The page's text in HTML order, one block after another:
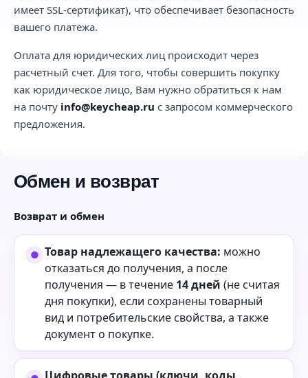
имеет SSL-сертификат), что обеспечивает безопасность
вашего платежа.
Оплата для юридических лиц происходит через
расчетный счет. Для того, чтобы совершить покупку
как юридическое лицо, Вам нужно обратиться к нам
на почту info@keycheap.ru с запросом коммерческого
предложения.
Обмен и возврат
Возврат и обмен
Товар надлежащего качества: можно
отказаться до получения, а после
получения — в течение 14 дней (не считая
дня покупки), если сохранены товарный
вид и потребительские свойства, а также
документ о покупке.
Цифровые товары (ключи, коды,